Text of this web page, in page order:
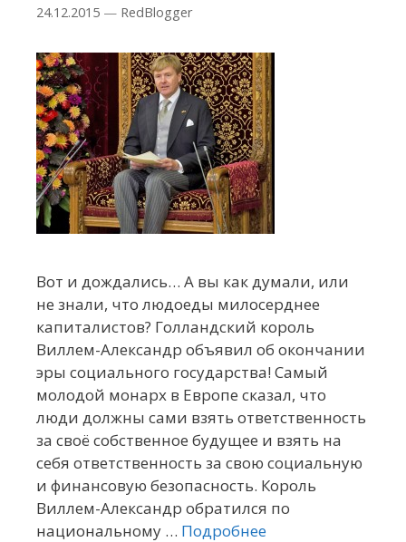
24.12.2015 — RedBlogger
Вот и дождались… А вы как думали, или
не знали, что людоеды милосерднее
капиталистов? Голландский король
Виллем-Александр объявил об окончании
эры социального государства! Самый
молодой монарх в Европе сказал, что
люди должны сами взять ответственность
за своё собственное будущее и взять на
себя ответственность за свою социальную
и финансовую безопасность. Король
Виллем-Александр обратился по
национальному … Подробнее